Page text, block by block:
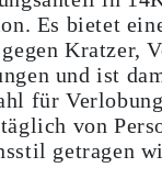
Es bietet
Kratzer,
und ist
für
von
getragen